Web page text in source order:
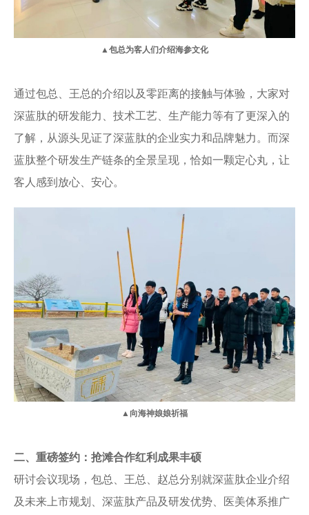
▲包总为客人们介绍海参文化
通过包总、王总的介绍以及零距离的接触与体验，大家对
深蓝肽的研发能力、技术工艺、生产能力等有了更深入的
了解，从源头见证了深蓝肽的企业实力和品牌魅力。而深
蓝肽整个研发生产链条的全景呈现，恰如一颗定心丸，让
客人感到放心、安心。
▲ 向海神娘娘祈福
二、重磅签约： 抢滩合作红利成果丰硕
研讨会议现场，包总、王总、赵总分别就深蓝肽企业介绍
及未来上市规划、深蓝肽产品及研发优势、医美体系推广